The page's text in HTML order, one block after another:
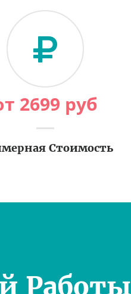
2699 руб
Стоимость
Работы